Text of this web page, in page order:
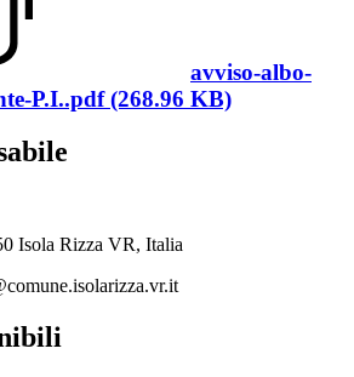
avviso-albo-
P.I..pdf (268.96 KB)
Isola Rizza VR, Italia